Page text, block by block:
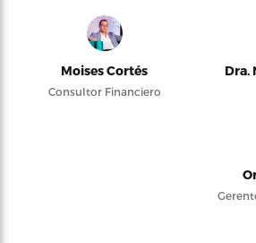
Moises Cortés
Consultor Financiero
Dra.